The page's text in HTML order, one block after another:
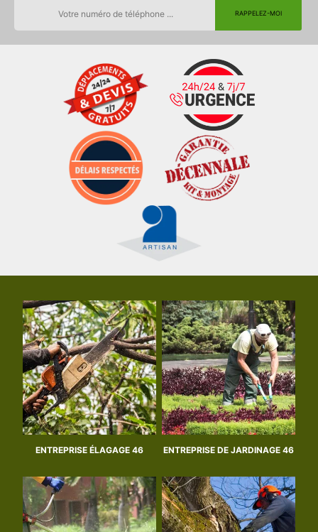
ENTREPRISE ÉLAGAGE 46 ENTREPRISE DE JARDINAGE 46